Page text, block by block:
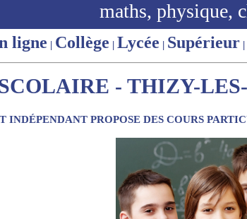
maths, physique,
ligne | Collège | Lycée | Supérieur |
- THIZY-
INDÉPENDANT PROPOSE DES COURS